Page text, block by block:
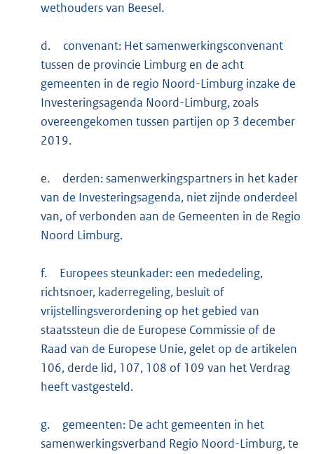
wethouders van Beesel.
d.
convenant: Het samenwerkingsconvenant
tussen de provincie Limburg en de acht
gemeenten in de regio Noord-Limburg inzake de
Investeringsagenda Noord-Limburg, zoals
overeengekomen tussen partijen op 3 december
2019.
e.
derden: samenwerkingspartners in het kader
van de Investeringsagenda, niet zijnde onderdeel
van, of verbonden aan de Gemeenten in de Regio
Noord Limburg.
f.
Europees steunkader: een mededeling,
richtsnoer, kaderregeling, besluit of
vrijstellingsverordening op het gebied van
staatssteun die de Europese Commissie of de
Raad van de Europese Unie, gelet op de artikelen
106, derde lid, 107, 108 of 109 van het Verdrag
heeft vastgesteld.
g.
gemeenten: De acht gemeenten in het
samenwerkingsverband Regio Noord-Limburg, te